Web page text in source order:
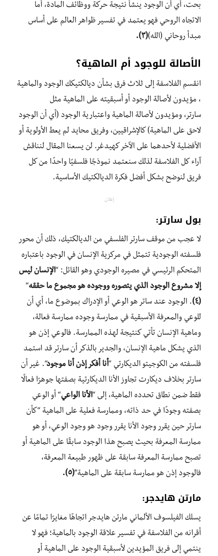
بحت، أي أن الوجود ينشأ نتيجة حركة ووظائف المادة، أما
الاتجاه الروحي فهو يعتمد في تفسير ظواهر العالم على أساس
مبدأ روحاني (الله)(٣).
الأصالة للوجود أم الماهية؟
انقسم الفلاسفة إلى ثلاث فرق بشأن ديالكتيكك الوجود والماهية
، مؤيدون لأصالة الوجود أو أسبقيته على الماهية مثل
سارتر، ومؤيدون لأصالة الماهية واعتبارية الوجود (أي أن الوجود
لاحق على الماهية) كالإشراقيين، وفريق محايد لم يعط الأولوية أو
الأفضلية لأحدهما على الآخر كهيدغر. لن يسعنا المقال لنناقش
آراء كل الفلاسفة لذلك سنعتمد نموذجًا فلسفيًا واحدًا من كل
فريق لنوضح بشكل أفضل فكرة الديالكتيك الأساسية.
إعلان
بول سارتر:
لا عجب من موقف سارتر الفلسفي من الديالكتيك، ذلك أن محور
فلسفته الوجودية تتمثل في مركزية الإنسان في الوجود باعتباره
المتحكم الرئيسي في مصيره الوجودي وهو القائل: “الإنسان ليس
إلا مشروع الوجود الذي يتصوره ووجوده هو مجموع ما حققه“
(٤)
. الوجود عند ساتر هو الوعي أو الإدراك بموضوع ما، أي أن
للوعي والمعرفة الأسبقية في ممارسة وجوده ممارسة فعالة،
وماهية الإنسان تأتي كنتيجة لهذه الممارسة. فالوعي إذن هو
الذي يشكل ماهية الإنسان، والجدير بالذكر أن سارتر قد استمد
فلسفته من الكوجيتو الديكارتي “أنا أفكر إذن أنا موجود“
. غير أن
سارتر بخلاف ديكارت تجاوز الأنا الديكارتية بصفتها جوهرًا فعالًا
فقط ضمن نطاق تحدده الماهية، إلى “الأنا الواعي“ أو الوعي
بصفته وجودًا في حد ذاته، وممارسة فعلية على الماهية “ كأن
سارتر حين يقرر وجود الأنا يقرر وجود هو وجود الوعي، أو هو
ممارسة المعرفة بحيث يصبح هذا الوجود سابقًا على الماهية أو
تصبح ممارسة المعرفة سابقة على ظهور طبيعة المعرفة،
فالوجود إذن هو ممارسة سابقة على الماهية”(٥).
مارتن هايدجر:
يسلك الفيلسوف الألماني مارتن هايدجر اتجاهًا مغايرًا تمامًا عن
أقرانه من الفلاسفة في تفسير علاقة الوجود بالماهية؛ فهو لا
ينتمي إلى فريق المؤيدين لأسبقية الوجود على الماهية أو